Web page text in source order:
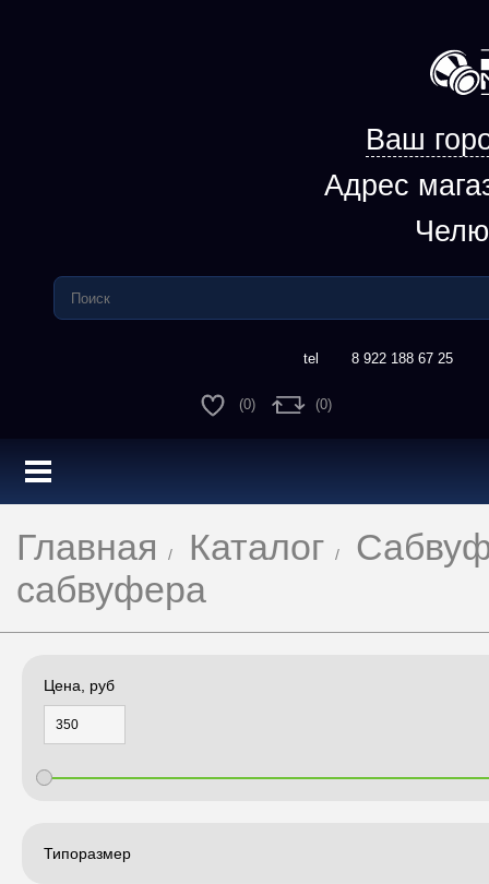
Ваш
Адрес
8 922 188 67 25
(0) (0)
Главная Каталог
сабвуфера
Цена, руб
Типоразмер